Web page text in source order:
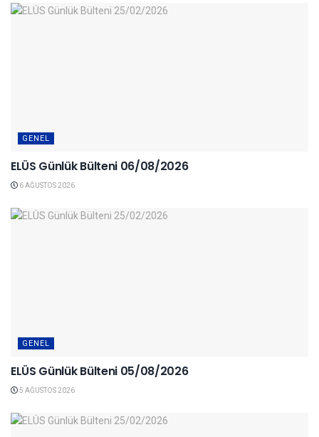
GENEL
ELÜS Günlük Bülteni 06/08/2026
6 AĞUSTOS 2026
GENEL
ELÜS Günlük Bülteni 05/08/2026
5 AĞUSTOS 2026